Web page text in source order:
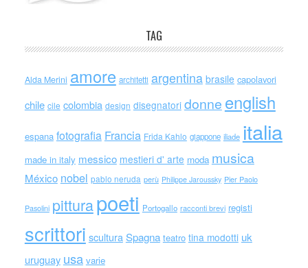
TAG
Alda Merini amore architetti argentina brasile capolavori
chile cile colombia design disegnatori donne english
espana fotografia Francia Frida Kahlo giappone iliade italia
made in italy messico mestieri d' arte moda musica
México nobel pablo neruda perù Philippe Jaroussky Pier Paolo
Pasolini pitturapoeti Portogallo racconti brevi registi
scrittori scultura Spagna teatro tina modotti uk
uruguay usa varie